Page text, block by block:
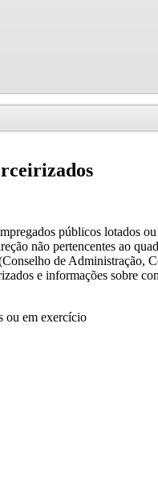
públicos lotados
não pertencentes ao
de Administração,
e informações sobre
ou em exercício